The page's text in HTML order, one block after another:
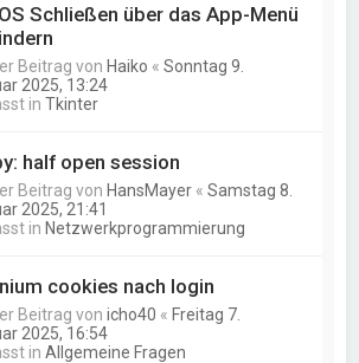
Schließen über das App-Menü
Beitrag von Haiko «Sonntag 9.
2025, 13:24
inTkinter
half open session
Beitrag von HansMayer «Samstag 8.
2025, 21:41
in Netzwerkprogrammierung
cookies nach login
Beitrag vonicho40 « Freitag 7.
2025, 16:54
inAllgemeine Fragen